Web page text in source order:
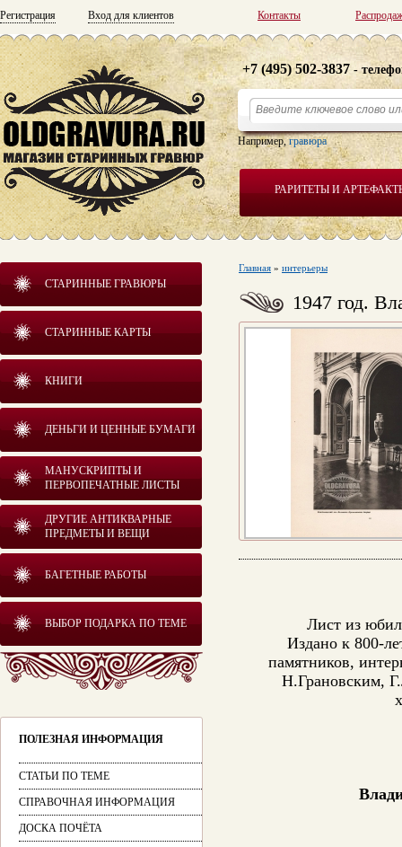
Регистрация Вход для клиентов Контакты
РАРИТЕТЫ И
+7 (495) 502-3837 -
Например,гравюра
СТАРИННЫЕ ГРАВЮРЫ
СТАРИННЫЕ КАРТЫ
КНИГИ
ДЕНЬГИ И ЦЕННЫЕ БУМАГИ
МАНУСКРИПТЫ И
ПЕРВОПЕЧАТНЫЕ ЛИСТЫ
ДРУГИЕ АНТИКВАРНЫЕ
ПРЕДМЕТЫ И ВЕЩИ
БАГЕТНЫЕ РАБОТЫ
ВЫБОР ПОДАРКА ПО ТЕМЕ
ПОЛЕЗНАЯ ИНФОРМАЦИЯ
СТАТЬИ ПО ТЕМЕ
СПРАВОЧНАЯ ИНФОРМАЦИЯ
ДОСКА ПОЧЁТА
Главная » интерьеры
1947 год.
Лист из
Издано к 800-
памятников,
Н.Грановским,